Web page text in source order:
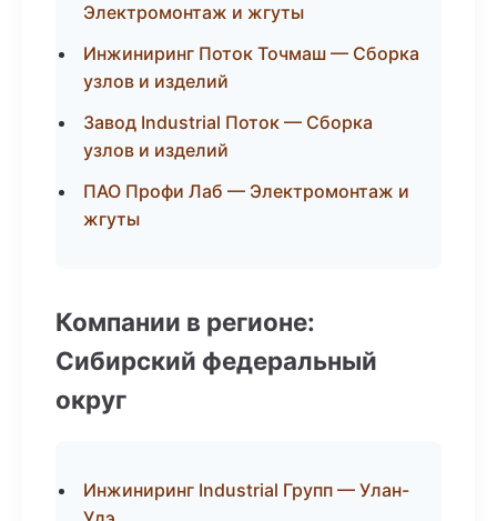
Электромонтаж и жгуты
Инжиниринг Поток Точмаш — Сборка
узлов и изделий
Завод Industrial Поток — Сборка
узлов и изделий
ПАО Профи Лаб — Электромонтаж и
жгуты
Компании в регионе:
Сибирский федеральный
округ
Инжиниринг Industrial Групп — Улан-